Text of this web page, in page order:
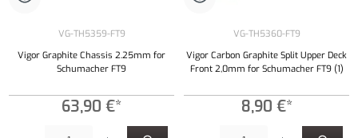
VG-TH5359-FT9
Vigor Graphite Chassis 2.25mm for
Schumacher FT9
63,90 €*
VG-TH5360-FT9
Vigor Carbon Graphite Split Upper Deck
Front 2,0mm for Schumacher FT9 (1)
8,90 €*